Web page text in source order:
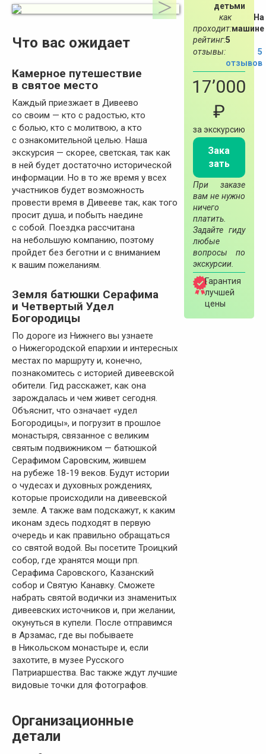
детьми
как
проходит:
На
машине
рейтинг:5
отзывы:
5
отзывов
17’000
₽
за экскурсию
Зака
зать
При заказе
вам не нужно
ничего
платить.
Задайте гиду
любые
вопросы по
экскурсии.
Гарантия
лучшей
цены
Что вас ожидает
Камерное путешествие
в святое место
Каждый приезжает в Дивеево
со своим — кто с радостью, кто
с болью, кто с молитвою, а кто
с ознакомительной целью. Наша
экскурсия — скорее, светская, так как
в ней будет достаточно исторической
информации. Но в то же время у всех
участников будет возможность
провести время в Дивееве так, как того
просит душа, и побыть наедине
с собой. Поездка рассчитана
на небольшую компанию, поэтому
пройдет без беготни и с вниманием
к вашим пожеланиям.
Земля батюшки Серафима
и Четвертый Удел
Богородицы
По дороге из Нижнего вы узнаете
о Нижегородской епархии и интересных
местах по маршруту и, конечно,
познакомитесь с историей дивеевской
обители. Гид расскажет, как она
зарождалась и чем живет сегодня.
Объяснит, что означает «удел
Богородицы», и погрузит в прошлое
монастыря, связанное с великим
святым подвижником — батюшкой
Серафимом Саровским, жившем
на рубеже 18-19 веков. Будут истории
о чудесах и духовных рождениях,
которые происходили на дивеевской
земле. А также вам подскажут, к каким
иконам здесь подходят в первую
очередь и как правильно обращаться
со святой водой. Вы посетите Троицкий
собор, где хранятся мощи прп.
Серафима Саровского, Казанский
собор и Святую Канавку. Сможете
набрать святой водички из знаменитых
дивеевских источников и, при желании,
окунуться в купели. После отправимся
в Арзамас, где вы побываете
в Никольском монастыре и, если
захотите, в музее Русского
Патриаршества. Вас также ждут лучшие
видовые точки для фотографов.
Организационные
детали